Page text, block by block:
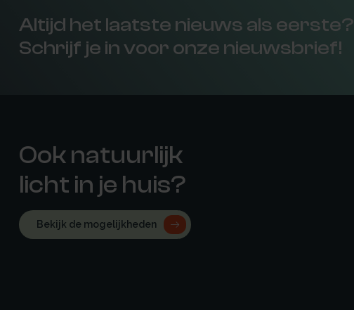
Altijd het laatste nieuws als eerste?
Schrijf je in voor onze nieuwsbrief!
Ook natuurlijk
licht in je huis?
Bekijk de mogelijkheden